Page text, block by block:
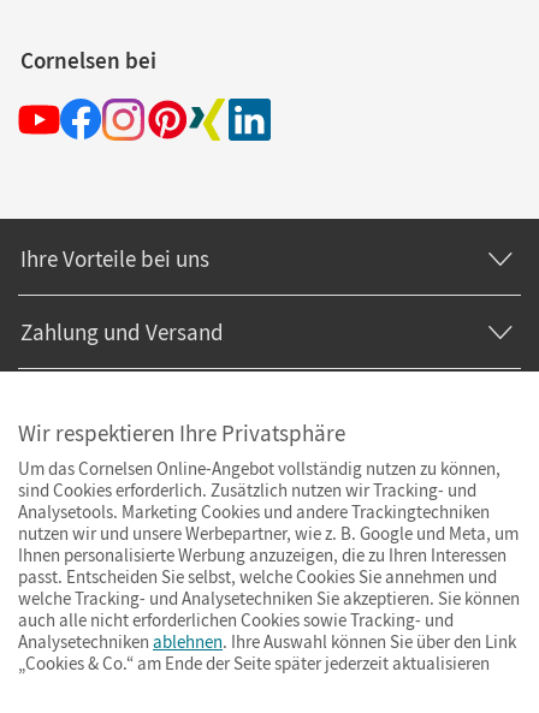
Cornelsen bei
Ihre Vorteile bei uns
Zahlung und Versand
ImpressumAGBDatenschutzBarrierefreiheitCookies & Co.
Wir respektieren Ihre Privatsphäre
Um das Cornelsen Online-Angebot vollständig nutzen zu können,
sind Cookies erforderlich. Zusätzlich nutzen wir Tracking- und
Analysetools. Marketing Cookies und andere Trackingtechniken
nutzen wir und unsere Werbepartner, wie z. B. Google und Meta, um
Ihnen personalisierte Werbung anzuzeigen, die zu Ihren Interessen
passt. Entscheiden Sie selbst, welche Cookies Sie annehmen und
welche Tracking- und Analysetechniken Sie akzeptieren. Sie können
auch alle nicht erforderlichen Cookies sowie Tracking- und
Analysetechniken ablehnen. Ihre Auswahl können Sie über den Link
„Cookies & Co.“ am Ende der Seite später jederzeit aktualisieren